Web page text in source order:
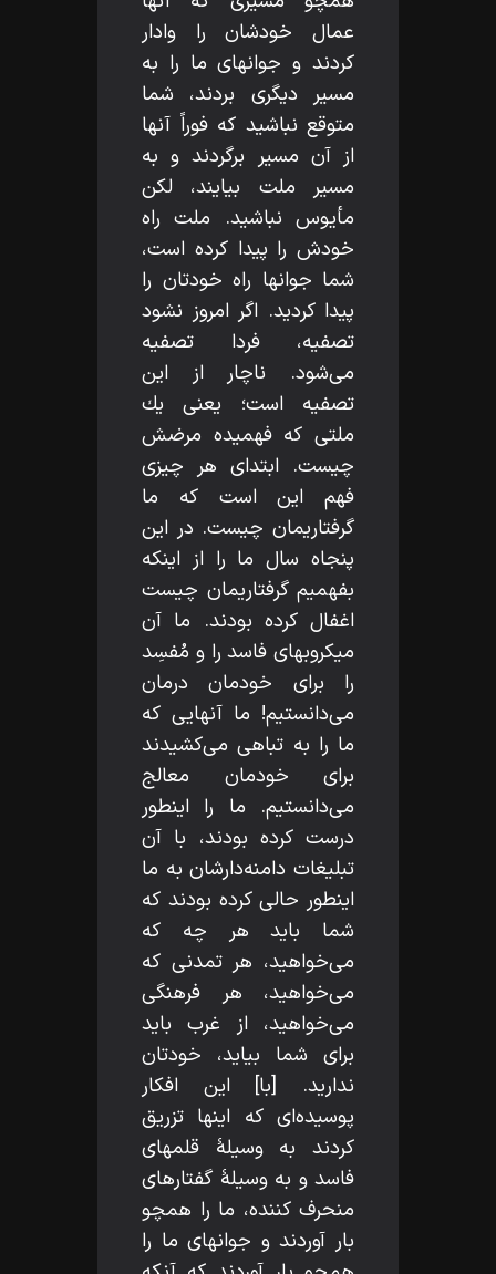
عمال خودشان را وادار
كردند و جوانهاى ما را به
مسير ديگرى بردند، شما
متوقع نباشيد كه فوراً آنها
از آن مسير برگردند و به
مسير ملت بيايند، لكن
مأيوس نباشيد. ملت راه
خودش را پيدا كرده است،
شما جوانها راه خودتان را
پيدا كرديد. اگر امروز نشود
تصفيه، فردا تصفيه
مى‌شود. ناچار از اين
تصفيه است؛ يعنى يك
ملتى كه فهميده مرضش
چيست. ابتداى هر چيزى
فهم اين است كه ما
گرفتاريمان چيست. در اين
پنجاه سال ما را از اينكه
بفهميم گرفتاريمان چيست
اغفال كرده بودند. ما آن
ميكروبهاى فاسد را و مُفسِد
را براى خودمان درمان
مى‌دانستيم! ما آنهايى كه
ما را به تباهى مى‌كشيدند
براى خودمان معالج
مى‌دانستيم. ما را اينطور
درست كرده بودند، با آن
تبليغات دامنه‌دارشان به ما
اينطور حالى كرده بودند كه
شما بايد هر چه كه
مى‌خواهيد، هر تمدنى كه
مى‌خواهيد، هر فرهنگى
مى‌خواهيد، از غرب بايد
براى شما بيايد، خودتان
نداريد. [با] اين افكار
پوسيده‌اى كه اينها تزريق
كردند به وسيلۀ قلمهاى
فاسد و به وسيلۀ گفتارهاى
منحرف كننده، ما را همچو
بار آوردند و جوانهاى ما را